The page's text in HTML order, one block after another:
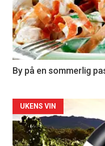
akkurat
nå
-
5
By på en sommerlig
Forsiden
akkurat
UKENS VIN